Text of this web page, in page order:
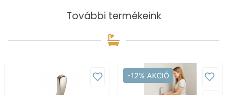
További termékeink
-12% AKCIÓ